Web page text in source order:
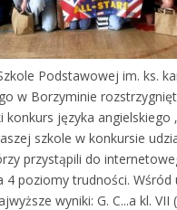
Podstawowej im. ks.
w Borzyminie
konkurs języka angielskiego
szkole w konkursie
przystąpili do
4 poziomy trudności. Wśród
wyniki: G. C...a kl. VII